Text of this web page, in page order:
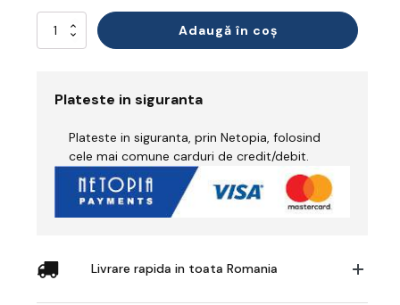
Cantitate
Accesoriu
Intretinere
Adaugă în coș
Plateste in siguranta
Plateste in siguranta, prin Netopia, folosind
cele mai comune carduri de credit/debit.
Livrare rapida in toata Romania